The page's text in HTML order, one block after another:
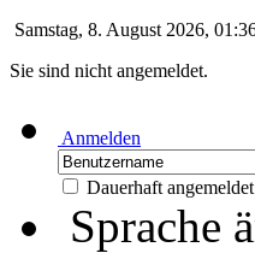
Samstag, 8. August 2026,
Sie sind nicht angemeldet.
Anmelden
Dauerhaft
Sprache